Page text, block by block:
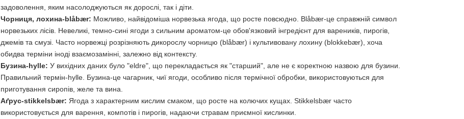
задоволення, яким насолоджуються як дорослі, так і діти.
Чорниця, лохина-blåbær: Можливо, найвідоміша норвезька ягода, що росте повсюдно. Blåbær-це справжній символ
норвезьких лісів. Невеликі, темно-сині ягоди з сильним ароматом-це обов'язковий інгредієнт для вареників, пирогів,
джемів та смузі. Часто норвежці розрізняють дикорослу чорницю (blåbær) і культивовану лохину (blokkebær), хоча
обидва терміни іноді взаємозамінні, залежно від контексту.
Бузина-hylle: У вихідних даних було "eldre", що перекладається як "старший", але не є коректною назвою для бузини.
Правильний термін-hylle. Бузина-це чагарник, чиї ягоди, особливо після термічної обробки, використовуються для
приготування сиропів, желе та вина.
Аґрус-stikkelsbær: Ягода з характерним кислим смаком, що росте на колючих кущах. Stikkelsbær часто
використовується для варення, компотів і пирогів, надаючи стравам приємної кислинки.